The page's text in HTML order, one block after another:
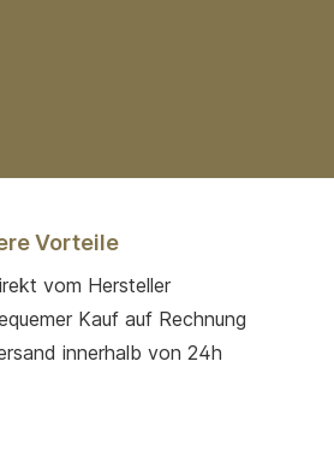
Vorteile
vom Hersteller
Kauf auf Rechnung
innerhalb von 24h